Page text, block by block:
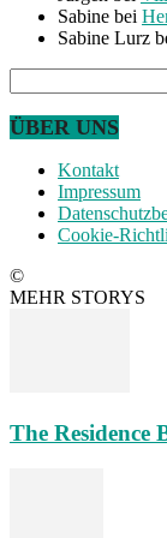
Sabine bei
Sabine Lurz
ÜBER UNS
Kontakt
Impressum
Cookie-
©
MEHR STORYS
The Residence